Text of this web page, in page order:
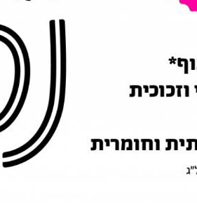
בבצלאל. לפרטים והרשמה >>